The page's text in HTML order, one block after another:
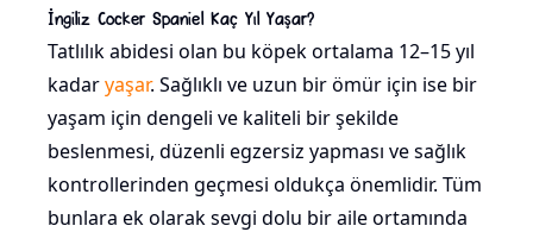
İngiliz Cocker Spaniel Kaç Yıl Yaşar?
Tatlılık abidesi olan bu köpek ortalama 12–15 yıl
kadaryaşar. Sağlıklı ve uzun bir ömür için ise bir
yaşam için dengeli ve kaliteli bir şekilde
beslenmesi, düzenli egzersiz yapması ve sağlık
kontrollerinden geçmesi oldukça önemlidir. Tüm
bunlara ek olarak sevgi dolu bir aile ortamında